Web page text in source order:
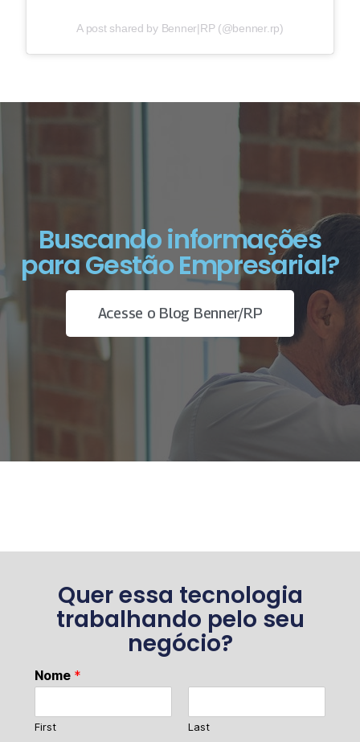
A post shared by Benner|RP (@benner.rp)
Buscando informações
para Gestão Empresarial?
Acesse o Blog Benner/RP
Quer essa tecnologia
trabalhando pelo seu
negócio?
Nome *
First Last